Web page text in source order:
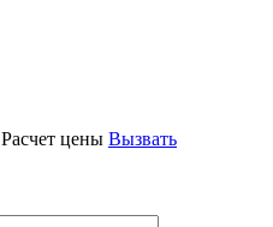
Расчет цены Вызвать